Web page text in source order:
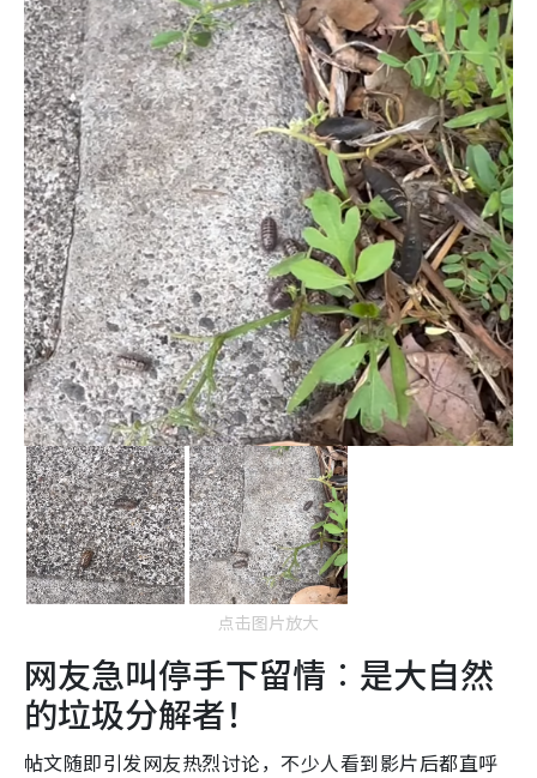
点击图片放大
网友急叫停手下留情︰是大自然
的垃圾分解者！
帖文随即引发网友热烈讨论，不少人看到影片后都直呼